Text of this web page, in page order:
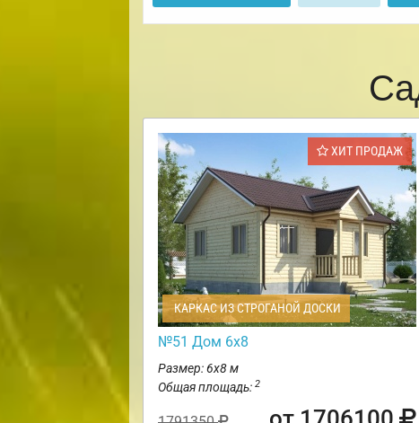
ХИТ ПРОДАЖ
КАРКАС ИЗ СТРОГАНОЙ ДОСКИ
№51 Дом 6х8
Размер: 6х8 м
Общая площадь: 2